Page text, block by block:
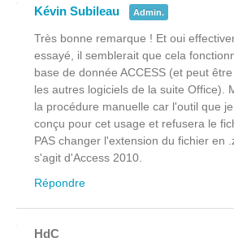
Kévin Subileau Admin.
Très bonne remarque ! Et oui
essayé, il semblerait que cela
base de donnée ACCESS (et peut
les autres logiciels de la suite Office).
la procédure manuelle car l'outil que
conçu pour cet usage et refusera le
PAS changer l'extension du fichier en
s'agit d'Access 2010.
Répondre
HdC